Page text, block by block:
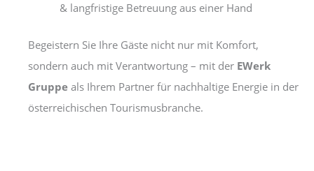
& langfristige Betreuung aus einer Hand
Begeistern Sie Ihre Gäste nicht nur mit Komfort,
sondern auch mit Verantwortung – mit der EWerk
Gruppe als Ihrem Partner für nachhaltige Energie in der
österreichischen Tourismusbranche.